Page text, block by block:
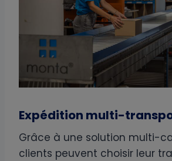
Expédition multi-
Grâce à une solution multi-
clients peuvent choisir leur